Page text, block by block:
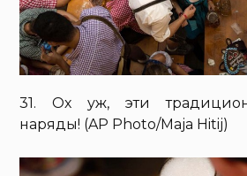
31. Ох уж, эти
наряды! (AP Photo/Maja Hitij)